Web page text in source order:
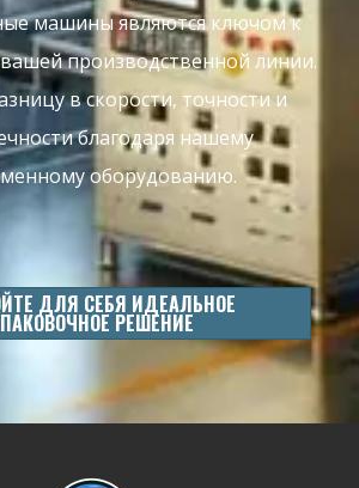
машины являются ключом к
производственной линии.
в скорости, точности и
благодаря нашему
оборудованию.
ДЛЯ СЕБЯ ИДЕАЛЬНОЕ
РЕШЕНИЕ